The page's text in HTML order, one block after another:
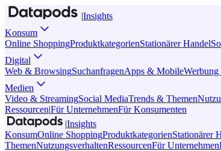
|Insights
Konsum
Online ShoppingProduktkategorienStationärer Handel
Digital
Web & BrowsingSuchanfragenApps & Mobile
Medien
Video & StreamingSocial MediaTrends & Themen
Ressourcen|Für UnternehmenFür Konsumenten
|Insights
KonsumOnline ShoppingProduktkategorienStationärer
ThemenNutzungsverhaltenRessourcenFür Unternehmen